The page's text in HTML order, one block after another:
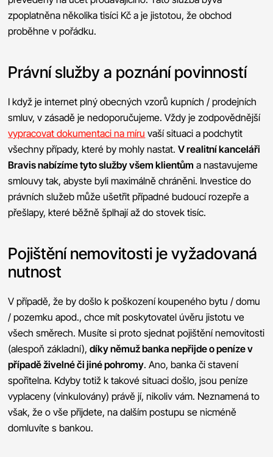
zpoplatněna několika tisíci Kč a je jistotou, že obchod
proběhne v pořádku.
Právní služby a poznání povinností
I když je internet plný obecných vzorů kupních / prodejních
smluv, v zásadě je nedoporučujeme. Vždy je zodpovědnější
vypracovat dokumentaci na míru vaší situaci a podchytit
všechny případy, které by mohly nastat.V realitní kanceláři
Bravis nabízíme tyto služby všem klientům a nastavujeme
smlouvy tak, abyste byli maximálně chráněni. Investice do
právních služeb může ušetřit případné budoucí rozepře a
přešlapy, které běžně šplhají až do stovek tisíc.
Pojištění nemovitosti je vyžadovaná
nutnost
V případě, že by došlo k poškození koupeného bytu / domu
/ pozemku apod., chce mít poskytovatel úvěru jistotu ve
všech směrech. Musíte si proto sjednat pojištění nemovitosti
(alespoň základní),díky němuž banka nepřijde o peníze v
případě živelné či jiné pohromy. Ano, banka či stavení
spořitelna. Kdyby totiž k takové situaci došlo, jsou peníze
vyplaceny (vinkulovány) právě jí, nikoliv vám. Neznamená to
však, že o vše přijdete, na dalším postupu se nicméně
domluvíte s bankou.